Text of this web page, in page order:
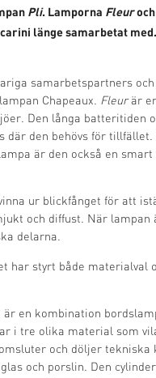
Pli. Lamporna Fleuroch
länge samarbetat
samarbetspartners
Chapeaux. Fleur är
Den långa batteritiden
där den behövs för tillfället.
är den också en
ur blickfånget för att
och diffust. När lampan
delarna.
har styrt både materialval
är en kombination
i tre olika material som
och döljer tekniska
och porslin. Den